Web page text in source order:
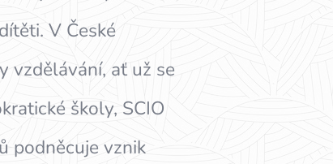
V České
vzdělávání, ať už se
školy, SCIO
podněcuje vznik